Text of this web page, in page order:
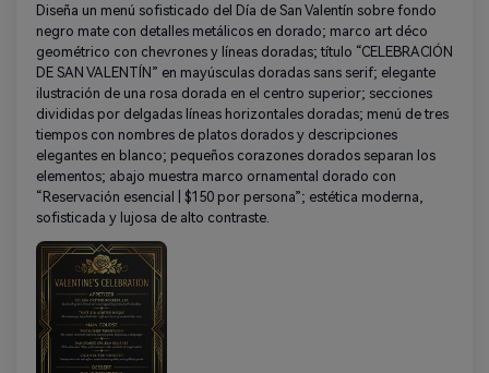
Diseña un menú sofisticado del Día de San Valentín sobre fondo
negro mate con detalles metálicos en dorado; marco art déco
geométrico con chevrones y líneas doradas; título “CELEBRACIÓN
DE SAN VALENTÍN” en mayúsculas doradas sans serif; elegante
ilustración de una rosa dorada en el centro superior; secciones
divididas por delgadas líneas horizontales doradas; menú de tres
tiempos con nombres de platos dorados y descripciones
elegantes en blanco; pequeños corazones dorados separan los
elementos; abajo muestra marco ornamental dorado con
“Reservación esencial | $150 por persona”; estética moderna,
sofisticada y lujosa de alto contraste.